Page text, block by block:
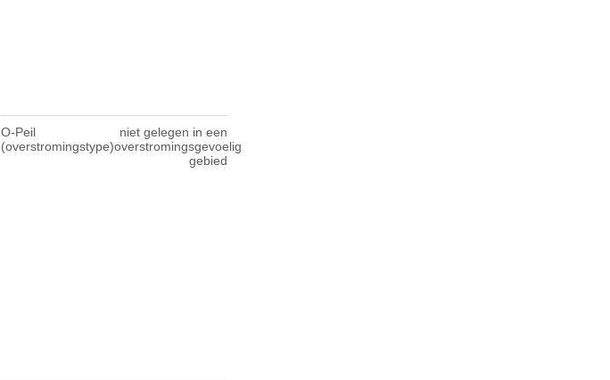
O-Peil
(overstromingstype)
niet gelegen in een
overstromingsgevoelig
gebied